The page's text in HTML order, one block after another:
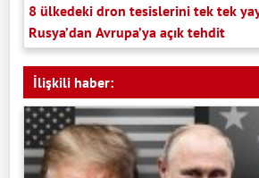
8 ülkedeki dron tesislerini tek tek
Rusya’dan Avrupa’ya açık tehdit
İlişkili haber: